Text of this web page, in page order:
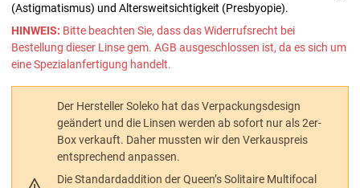
(Astigmatismus) und Altersweitsichtigkeit (Presbyopie).
HINWEIS: Bitte beachten Sie, dass das Widerrufsrecht bei
Bestellung dieser Linse gem. AGB ausgeschlossen ist, da es sich um
eine Spezialanfertigung handelt.
Der Hersteller Soleko hat das Verpackungsdesign
geändert und die Linsen werden ab sofort nur als 2er-
Box verkauft. Daher mussten wir den Verkauspreis
entsprechend anpassen.
Die Standardaddition der Queen’s Solitaire Multifocal